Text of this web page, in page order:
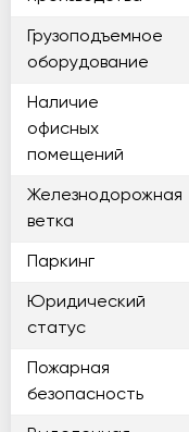
Грузоподъемное
оборудование
Наличие
офисных
помещений
Железнодорожная
ветка
Паркинг
Юридический
статус
Пожарная
безопасность